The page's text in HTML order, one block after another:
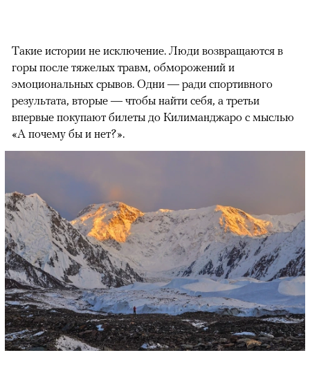
Такие истории не исключение. Люди возвращаются в
горы после тяжелых травм, обморожений и
эмоциональных срывов. Одни — ради спортивного
результата, вторые — чтобы найти себя, а третьи
впервые покупают билеты до Килиманджаро с мыслью
«А почему бы и нет?».